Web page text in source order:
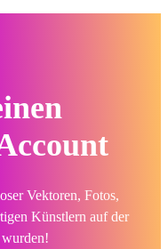
Vektoren, Fotos,
Künstlern auf der
wurden!